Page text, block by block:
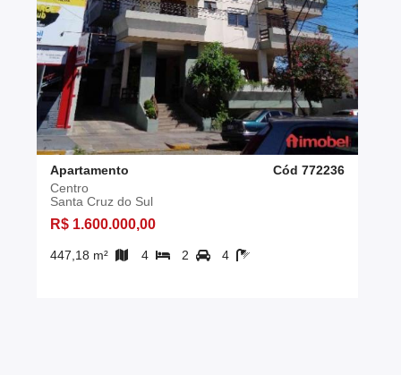
Apartamento
Cód 772236
Centro
Santa Cruz do Sul
R$ 1.600.000,00
447,18 m² 4 2 4